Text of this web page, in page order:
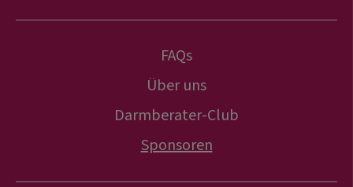
FAQs
Über uns
Darmberater-Club
Sponsoren